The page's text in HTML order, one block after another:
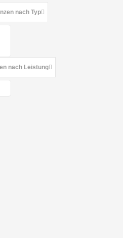
nach Typ
nach Leistung